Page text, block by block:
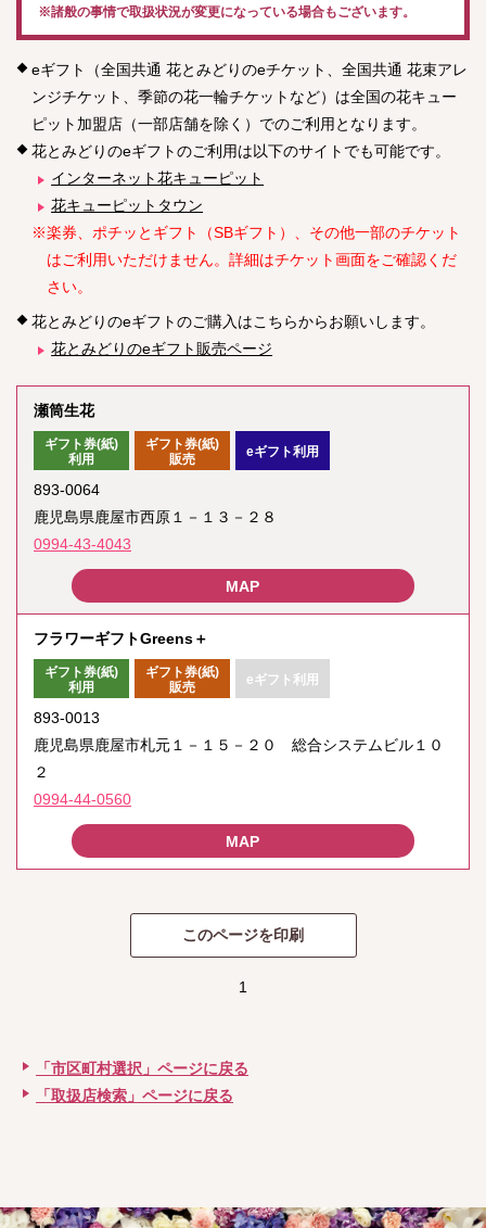
※諸般の事情で取扱状況が変更になっている場合もございます。
eギフト（全国共通 花とみどりのeチケット、全国共通 花束アレ
ンジチケット、季節の花一輪チケットなど）は全国の花キュー
ピット加盟店（一部店舗を除く）でのご利用となります。
花とみどりのeギフトのご利用は以下のサイトでも可能です。
インターネット花キューピット
花キューピットタウン
※楽券、ポチッとギフト（SBギフト）、その他一部のチケット
はご利用いただけません。詳細はチケット画面をご確認くだ
さい。
花とみどりのeギフトのご購入はこちらからお願いします。
花とみどりのeギフト販売ページ
瀬筒生花
ギフト券(紙)
利用
ギフト券(紙)
販売
eギフト利用
893-0064
鹿児島県鹿屋市西原１－１３－２８
0994-43-4043
フラワーギフトGreens＋
ギフト券(紙)
利用
ギフト券(紙)
販売
eギフト利用
893-0013
鹿児島県鹿屋市札元１－１５－２０ 総合システムビル１０
２
0994-44-0560
1
「市区町村選択」ページに戻る
「取扱店検索」ページに戻る